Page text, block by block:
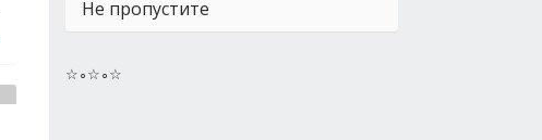
Не пропустите
☆∘☆∘☆